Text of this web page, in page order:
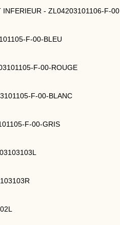
INFERIEUR - ZL04203101106-F-00
F-00-BLEU
F-00-ROUGE
F-00-BLANC
F-00-GRIS